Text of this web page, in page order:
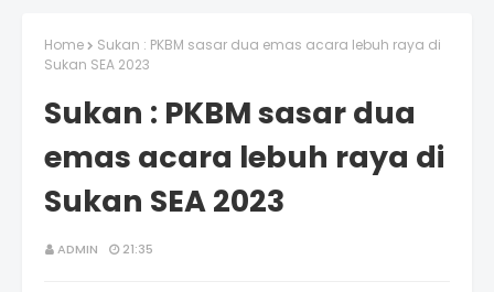
Home
Sukan : PKBM sasar dua emas acara lebuh raya di
Sukan SEA 2023
Sukan : PKBM sasar dua
emas acara lebuh raya di
Sukan SEA 2023
ADMIN 21:35